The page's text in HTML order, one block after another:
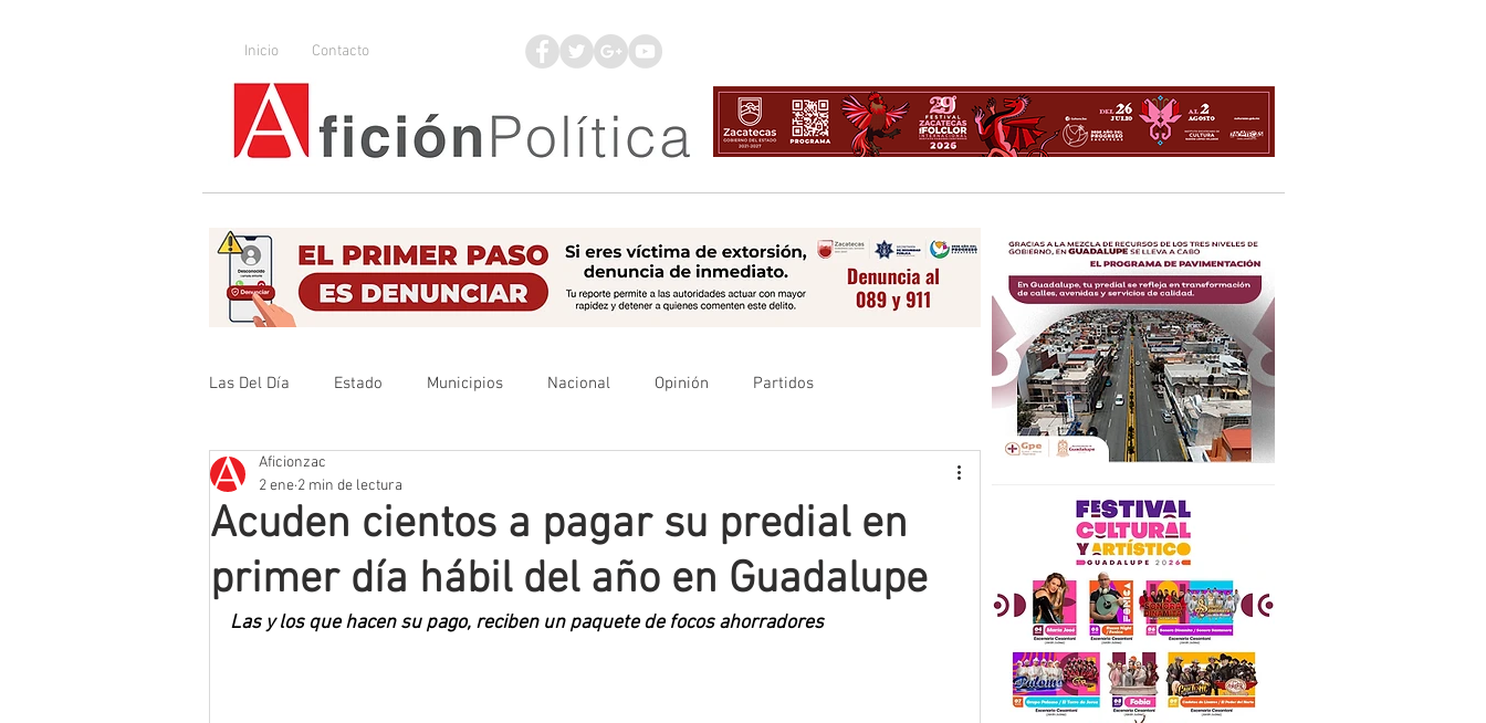
Inicio Contacto
Las Del Día Estado Municipios Nacional Opinión Partidos
Que no se olvide
Mineros LNBP
Acuden cientos a pagar su predial en
primer día hábil del año en Guadalupe
Aficionzac
2 ene 2 min de lectura
Las y los que hacen su pago, reciben un paquete de focos ahorradores